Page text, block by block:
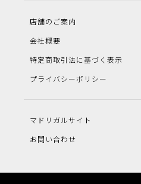
店舗のご案内
会社概要
特定商取引法に基づく表示
プライバシーポリシー
マドリガルサイト
お問い合わせ